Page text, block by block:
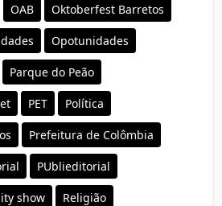
OAB Oktoberfest Barretos
Opotunidades
Parque do Peão
PET Política
Prefeitura de Colômbia
PUblieditorial
show Religião